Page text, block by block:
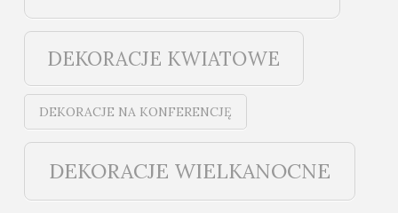
DEKORACJE KWIATOWE
DEKORACJE NA KONFERENCJĘ
DEKORACJE WIELKANOCNE